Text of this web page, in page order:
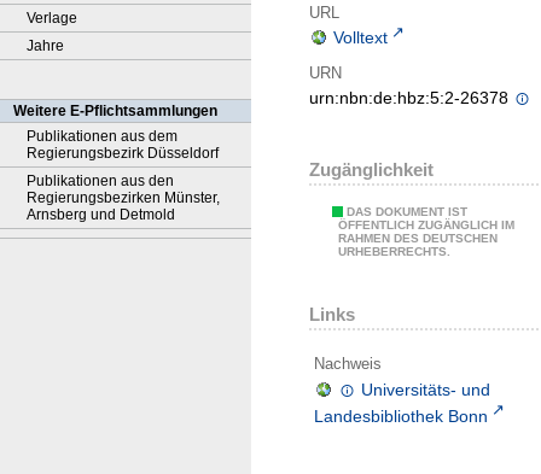
Verlage
Jahre
Weitere E-Pflichtsammlungen
Publikationen aus dem
Regierungsbezirk Düsseldorf
Publikationen aus den
Regierungsbezirken Münster,
Arnsberg und Detmold
URL
Volltext
URN
urn:nbn:de:hbz:5:2-26378
Zugänglichkeit
DAS DOKUMENT IST
ÖFFENTLICH ZUGÄNGLICH IM
RAHMEN DES DEUTSCHEN
URHEBERRECHTS.
Links
Nachweis
Universitäts- und
Landesbibliothek Bonn